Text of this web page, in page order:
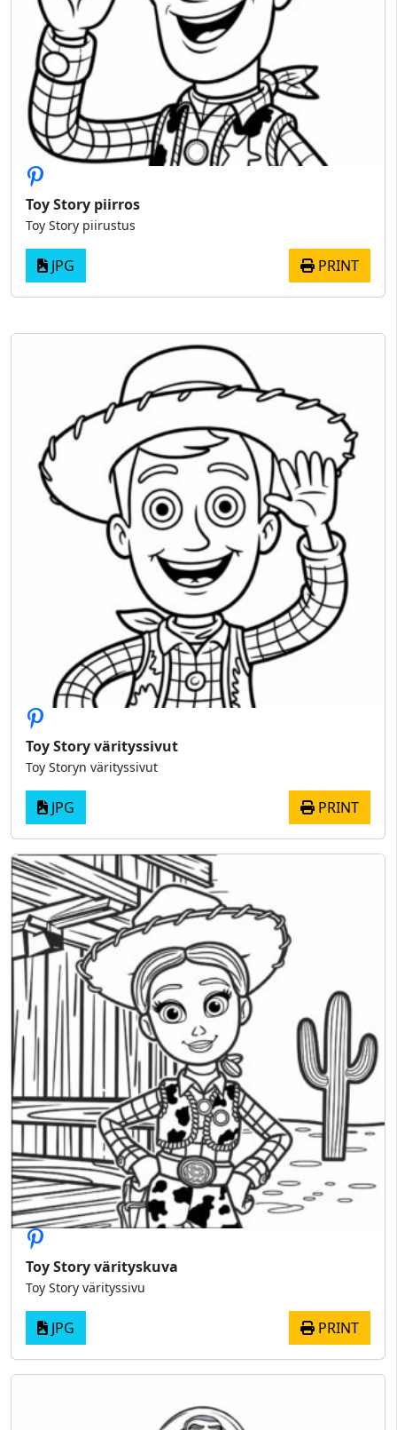
Toy Story piirros
Toy Story piirustus
JPG PRINT
Toy Story värityssivut
Toy Storyn värityssivut
JPG PRINT
Toy Story värityskuva
Toy Story värityssivu
JPG PRINT